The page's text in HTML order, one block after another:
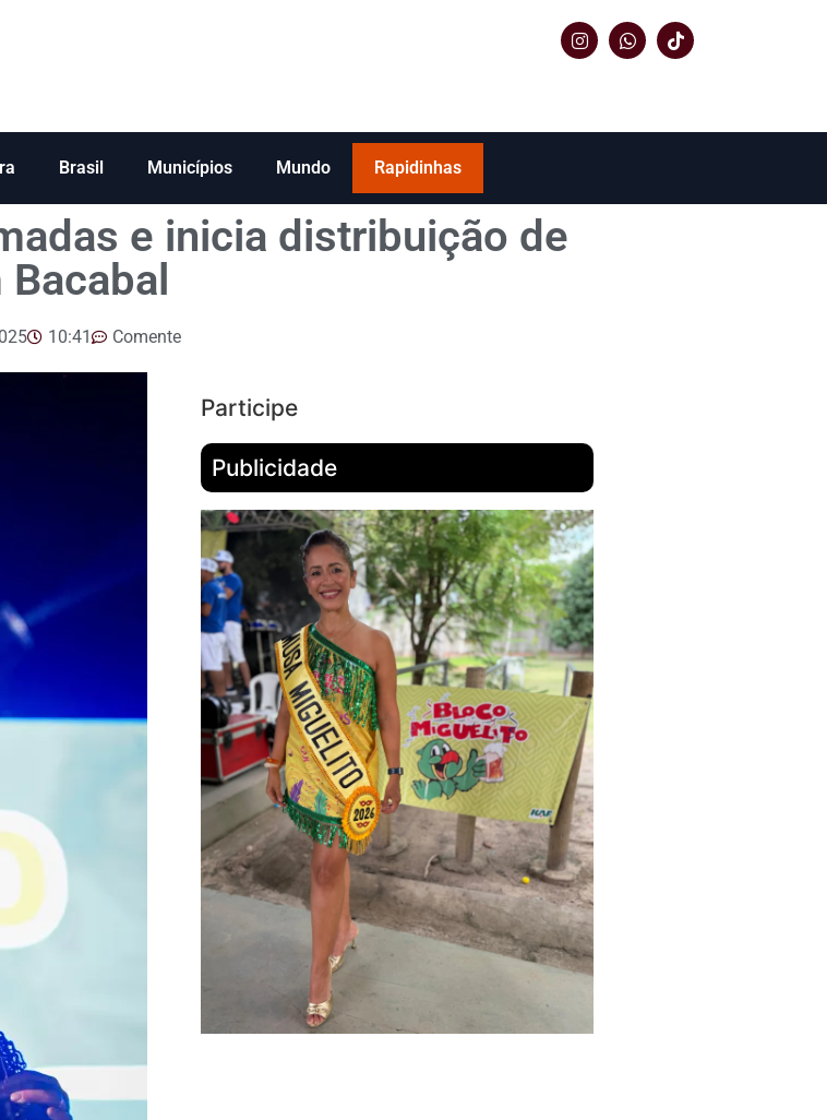
Brasil Municípios Mundo Rapidinhas
e inicia distribuição de
10:41 Comente
Participe
Publicidade